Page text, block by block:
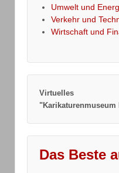
Umwelt und
Verkehr und
Wirtschaft und
Virtuelles
"Karikaturenmuseum
Das Beste